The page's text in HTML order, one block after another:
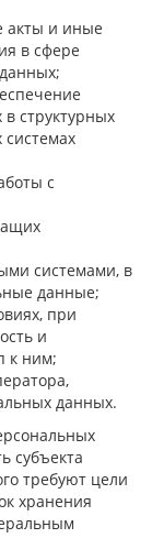
акты и иные
в сфере
структурных
с
системами, в
данные;
при
и
к ним;
данных.
субъекта
требуют цели
хранения